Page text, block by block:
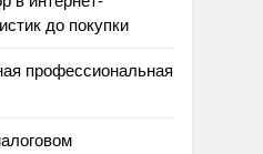
до покупки
профессиональная